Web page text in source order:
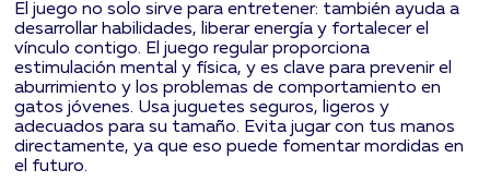
El juego no solo sirve para entretener: también ayuda a
desarrollar habilidades, liberar energía y fortalecer el
vínculo contigo. El juego regular proporciona
estimulación mental y física, y es clave para prevenir el
aburrimiento y los problemas de comportamiento en
gatos jóvenes. Usa juguetes seguros, ligeros y
adecuados para su tamaño. Evita jugar con tus manos
directamente, ya que eso puede fomentar mordidas en
el futuro.